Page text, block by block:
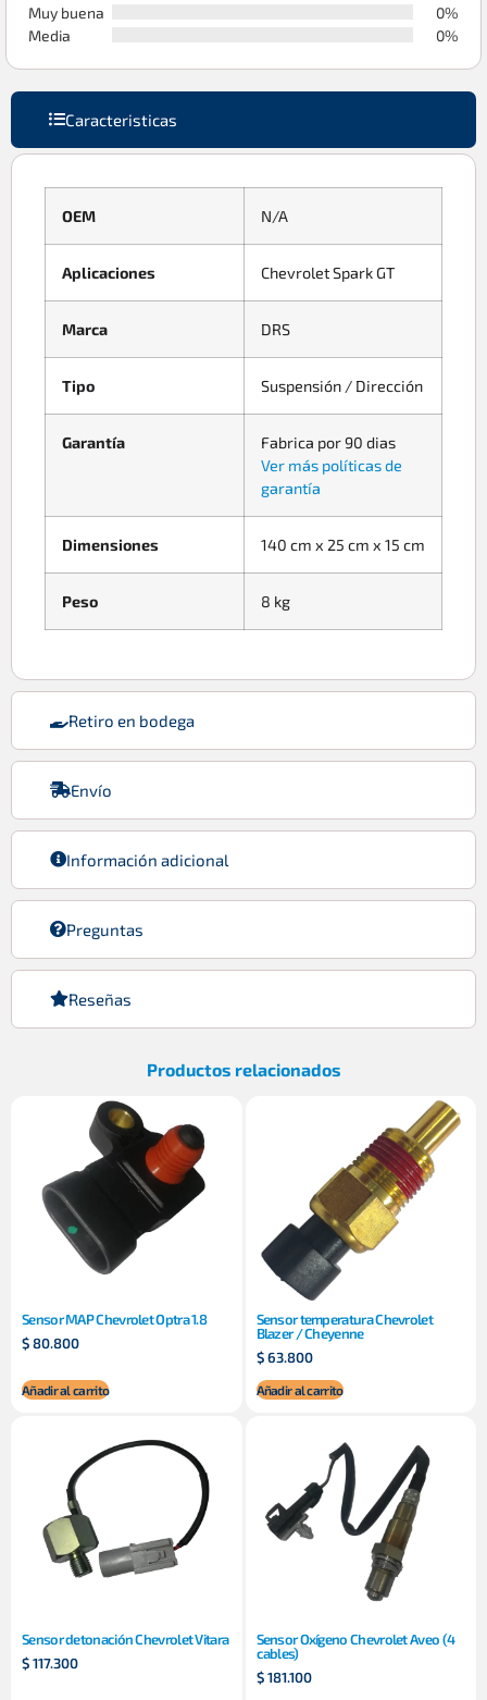
Muy buena
0%
Media
0%
Caracteristicas
Retiro en bodega
Envío
Información adicional
Preguntas
Reseñas
OEM N/A
Aplicaciones Chevrolet Spark GT
Marca DRS
Tipo Suspensión / Dirección
Garantía
Fabrica por 90 dias
Ver más políticas de
garantía
Dimensiones 140 cm x 25 cm x 15 cm
Peso 8 kg
Productos relacionados
Sensor MAP Chevrolet Optra 1.8
$80.800
Añadir al carrito
Sensor temperatura Chevrolet
Blazer / Cheyenne
$63.800
Añadir al carrito
Sensor detonación Chevrolet Vitara
$117.300
Sensor Oxígeno Chevrolet Aveo (4
cables)
$181.100